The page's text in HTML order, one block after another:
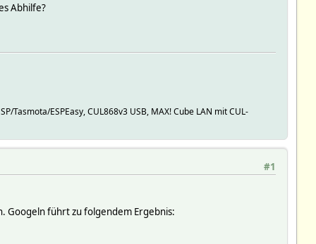
Abhilfe?
Tasmota/ESPEasy, CUL868v3 USB, MAX! Cube LAN mit CUL-
#1
Googeln führt zu folgendem Ergebnis: